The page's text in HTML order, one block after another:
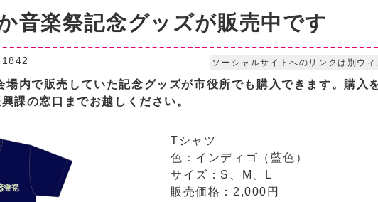
音楽祭記念グッズが販売中です
ソーシャルサイトへのリンクは別ウ
場内で販売していた記念グッズが市役所でも購入できます。 購入
課の窓口までお越しください。
Tシャツ
色：インディゴ（藍色）
サイズ：S、M、L
販売価格：2,000円